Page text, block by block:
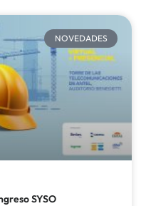
NOVEDADES
SYSO